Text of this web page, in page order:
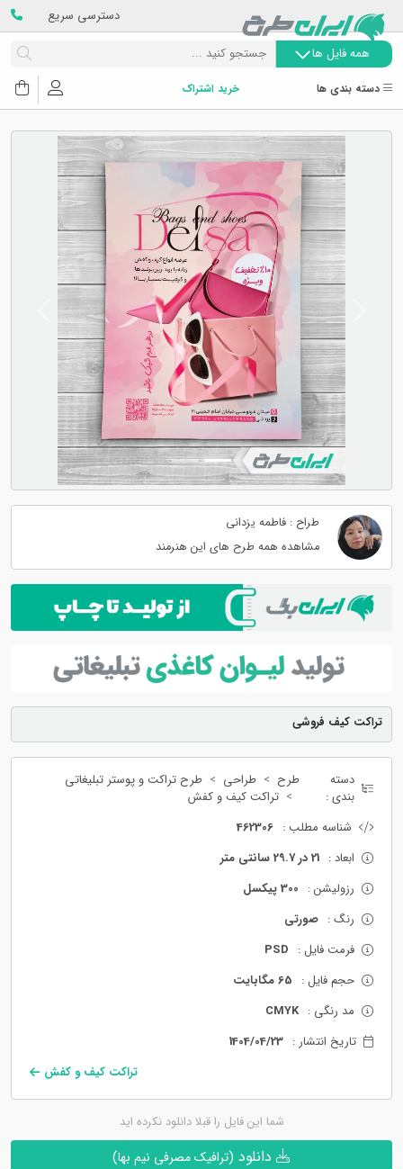
دسترسی سریع
همه فایل ها
دسته بندی ها خرید اشتراک
تراکت کیف فروشی
دسته
بندی :
طرح طراحی
طرح تراکت و پوستر تبلیغاتی
تراکت کیف و کفش
شناسه مطلب : 462306
ابعاد : 21 در 29.7 سانتی متر
رزولیشن : 300 پیکسل
رنگ : صورتی
فرمت فایل : PSD
حجم فایل : 65 مگابایت
مد رنگی : CMYK
تاریخ انتشار : 1404/04/23
تراکت کیف و کفش
شما این فایل را قبلا دانلود نکرده اید
(ترافیک مصرفی نیم بها)
Previous
طراح : فاطمه یزدانی
مشاهده همه طرح های این هنرمند